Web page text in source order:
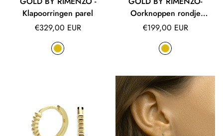
Klapoorringen parel
Normale
€329,00 EUR
Oorknoppen rondje
gediamanteerd
Normale
€199,00 EUR